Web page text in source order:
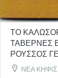
ΤΟ
ΤΑΒΕΡΝΕΣ
ΡΟΥΣΣΟΣ
ΝΕΑ